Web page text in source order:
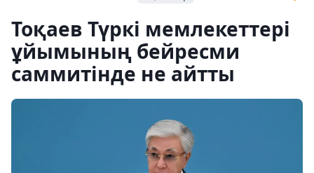
Тоқаев Түркі мемлекеттері
ұйымының бейресми
саммитінде не айтты